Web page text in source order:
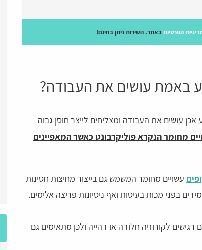
הפרטיותבאתר. השירות ניתן בחינם!
באמת עושים את העבודה?
עושים את העבודה ומצליחים לייצר חוסן גבוה
מחומר הנקרא פוליקרבונט כאשר המאפיינים
עשויים מחומר המשמש גם בייצור מחיצות חסינות
בפני מכות בעיטות ואף ניסיונות פריצה אלימים.
רגישים לקורוזיה חלודה או דהייה ולכן מתאימים גם